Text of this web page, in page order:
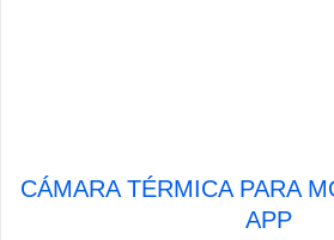
CÁMARA TÉRMICA PARA
APP